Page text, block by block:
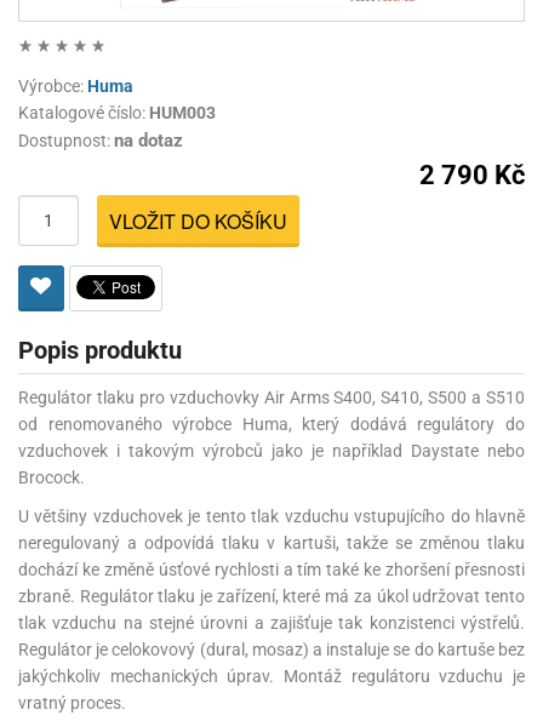
Výrobce:Huma
Katalogové číslo: HUM003
Dostupnost:na dotaz
2 790 Kč
VLOŽIT DO KOŠÍKU
Popis produktu
Regulátor tlaku pro vzduchovky Air Arms S400, S410, S500 a S510
od renomovaného výrobce Huma, který dodává regulátory do
vzduchovek i takovým výrobců jako je například Daystate nebo
Brocock.
U většiny vzduchovek je tento tlak vzduchu vstupujícího do hlavně
neregulovaný a odpovídá tlaku v kartuši, takže se změnou tlaku
dochází ke změně úsťové rychlosti a tím také ke zhoršení přesnosti
zbraně. Regulátor tlaku je zařízení, které má za úkol udržovat tento
tlak vzduchu na stejné úrovni a zajišťuje tak konzistenci výstřelů.
Regulátor je celokovový (dural, mosaz) a instaluje se do kartuše bez
jakýchkoliv mechanických úprav. Montáž regulátoru vzduchu je
vratný proces.